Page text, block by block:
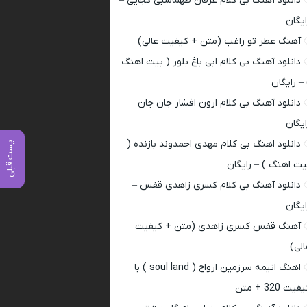
پست قبلی
آهنگ عطر تو راغب (متن + کیفیت عالی)
دانلود آهنگ بی کلام ابی باغ بلور ( بیت اهنگ
– رایگان
دانلود آهنگ بی کلام ارون افشار جان جان –
دانلود اهنگ بی کلام مهدی احمدوند بازنده (
اهنگ ) – رایگان
دانلود آهنگ بی کلام کسری زاهدی قفس –
آهنگ قفس کسری زاهدی (متن + کیفیت
اهنگ انیمه سرزمین ارواح ( soul land ) با
320 + متن